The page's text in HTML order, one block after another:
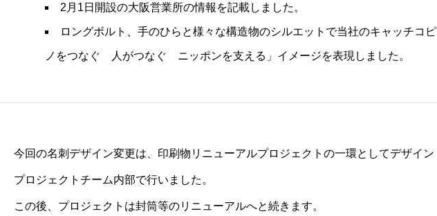
2月1日開設の大阪営業所の情報を記載しました。
ロングボルト、手のひらと様々な構造物のシルエットで当社のキャッチコ
ノをつなぐ 人がつなぐ ニッポンを支える」イメージを表現しました。
今回の名刺デザイン変更は、印刷物リニューアルプロジェクトの一環としてデザイ
プロジェクトチーム内部で行いました。
この後、プロジェクトは封筒等のリニューアルへと続きます。